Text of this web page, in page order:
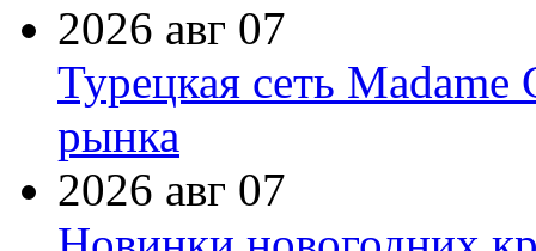
2026 авг 07
Турецкая сеть Madame
рынка
2026 авг 07